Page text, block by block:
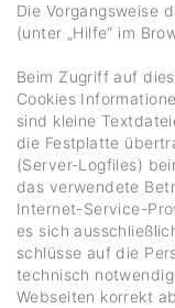
Die Vorgangs­weise
(unter „Hilfe“ im
Beim Zugriff auf
Cookies
sind kleine
die Fest­platte
(Server-Logfiles)
das verwen­dete
Internet-Service-
es sich
schlüsse auf die
tech­nisch
Webseiten korrekt